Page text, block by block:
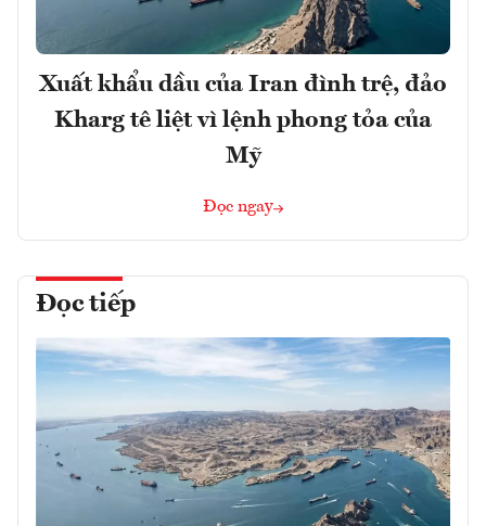
Xuất khẩu dầu của Iran đình trệ, đảo
Kharg tê liệt vì lệnh phong tỏa của
Mỹ
Đọc ngay
Đọc tiếp